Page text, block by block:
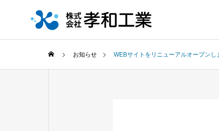
お知らせ WEBサイトをリニューアルオープンし